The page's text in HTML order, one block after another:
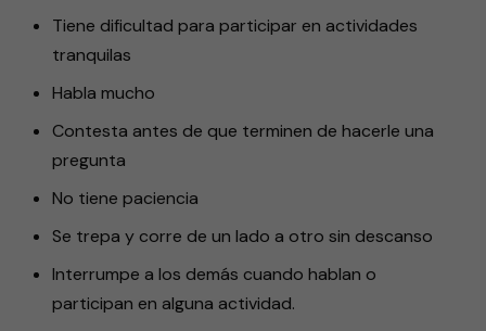
Tiene dificultad para participar en actividades
tranquilas
Habla mucho
Contesta antes de que terminen de hacerle una
pregunta
No tiene paciencia
Se trepa y corre de un lado a otro sin descanso
Interrumpe a los demás cuando hablan o
participan en alguna actividad.